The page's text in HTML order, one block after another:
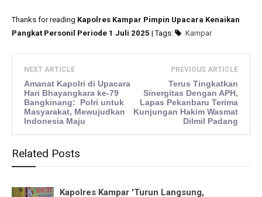
Thanks for reading Kapolres Kampar Pimpin Upacara Kenaikan
Pangkat Personil Periode 1 Juli 2025 | Tags: Kampar
NEXT ARTICLE
Amanat Kapolri di Upacara
Hari Bhayangkara ke-79
Bangkinang: Polri untuk
Masyarakat, Mewujudkan
Indonesia Maju
PREVIOUS ARTICLE
Terus Tingkatkan
Sinergitas Dengan APH,
Lapas Pekanbaru Terima
Kunjungan Hakim Wasmat
Dilmil Padang
Related Posts
Kapolres Kampar 'Turun Langsung,